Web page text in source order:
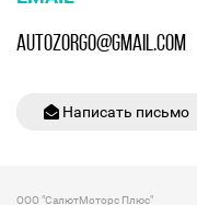
AUTOZORGO@GMAIL.COM
Написать письмо
ООО "СалютМоторс Плюс"